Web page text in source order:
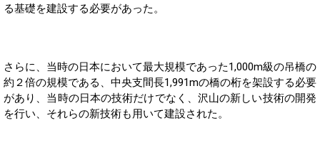
る基礎を建設する必要があった。
さらに、当時の日本において最大規模であった1,000m級の吊橋の
約２倍の規模である、中央支間長1,991mの橋の桁を架設する必要
があり、当時の日本の技術だけでなく、沢山の新しい技術の開発
を行い、それらの新技術も用いて建設された。